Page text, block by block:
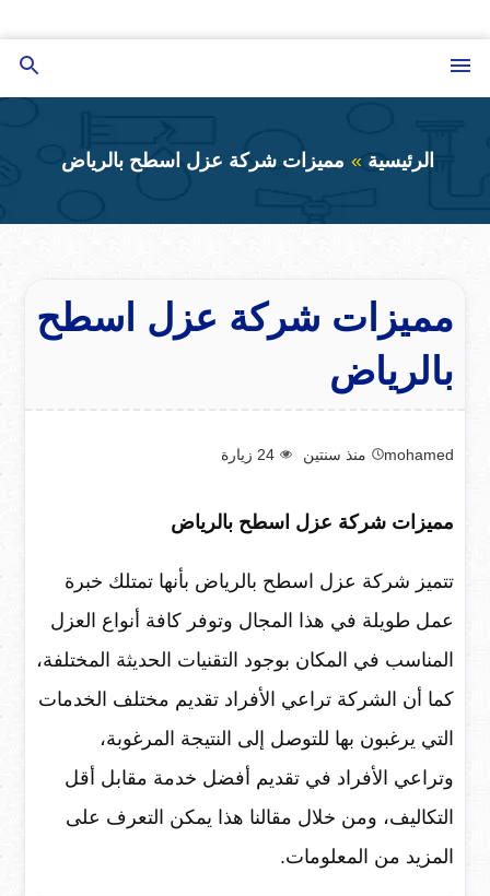
إلى
المحتوى
الرئيسية مميزات شركة عزل اسطح بالرياض
مميزات شركة عزل اسطح
بالرياض
mohamed منذ سنتين 24 زيارة
مميزات شركة عزل اسطح بالرياض
تتميز شركة عزل اسطح بالرياض بأنها تمتلك خبرة
عمل طويلة في هذا المجال وتوفر كافة أنواع العزل
المناسب في المكان بوجود التقنيات الحديثة المختلفة،
كما أن الشركة تراعي الأفراد تقديم مختلف الخدمات
التي يرغبون بها للتوصل إلى النتيجة المرغوبة،
وتراعي الأفراد في تقديم أفضل خدمة مقابل أقل
التكاليف، ومن خلال مقالنا هذا يمكن التعرف على
المزيد من المعلومات.